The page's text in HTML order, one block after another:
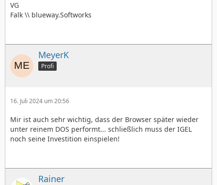
VG
Falk \\ blueway.Softworks
MeyerK
Profi
16. Juli 2024 um 20:56
Mir ist auch sehr wichtig, dass der Browser später wieder
unter reinem DOS performt... schließlich muss der IGEL
noch seine Investition einspielen!
Rainer